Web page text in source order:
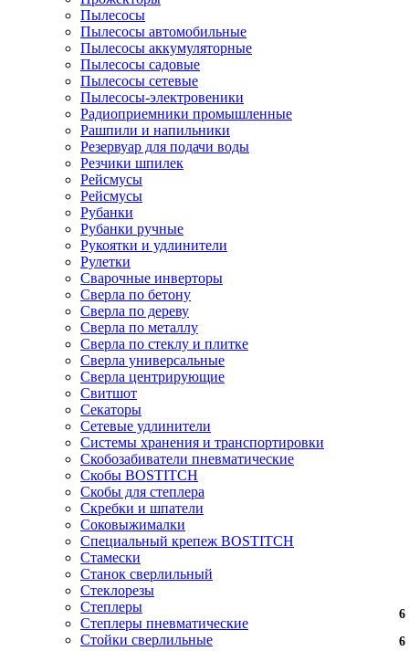
Пылесосы
Пылесосы автомобильные
Пылесосы аккумуляторные
Пылесосы садовые
Пылесосы сетевые
Пылесосы-электровеники
Радиоприемники промышленные
Рашпили и напильники
Резервуар для подачи воды
Резчики шпилек
Рейсмусы
Рейсмусы
Рубанки
Рубанки ручные
Рукоятки и удлинители
Рулетки
Сварочные инверторы
Сверла по бетону
Сверла по дереву
Сверла по металлу
Сверла по стеклу и плитке
Сверла универсальные
Сверла центрирующие
Свитшот
Секаторы
Сетевые удлинители
Системы хранения и транспортировки
Скобозабиватели пневматические
Скобы BOSTITCH
Скобы для степлера
Скребки и шпатели
Соковыжималки
Специальный крепеж BOSTITCH
Стамески
Станок сверлильный
Стеклорезы
Степлеры
Степлеры пневматические
Стойки сверлильные
6
6